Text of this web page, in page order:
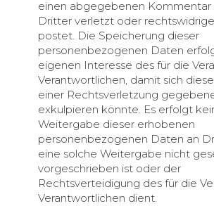
einen abgegebenen Kommentar
Dritter verletzt oder
postet. Die Speicherung dieser
personenbezogenen Daten
eigenen Interesse des für die
Verantwortlichen, damit sich
einer Rechtsverletzung
exkulpieren könnte. Es erfolgt
Weitergabe dieser erhobenen
personenbezogenen Daten an
eine solche Weitergabe nicht
vorgeschrieben ist oder der
Rechtsverteidigung des für die
Verantwortlichen dient.